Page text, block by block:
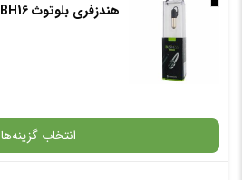
✧ چت با پشتیبان واتس آپ
گارانتی
انتخاب رنگ
هندزفری بلوتوث BAVIN BH16 سری بیزینس
انتخاب گزینه‌ها